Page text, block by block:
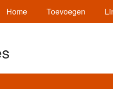
Home Toevoegen